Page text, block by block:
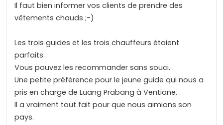
Il faut bien informer vos clients de prendre des
vêtements chauds ;-)
Les trois guides et les trois chauffeurs étaient
parfaits.
Vous pouvez les recommander sans souci.
Une petite préférence pour le jeune guide qui nous a
pris en charge de Luang Prabang à Ventiane.
Il a vraiment tout fait pour que nous aimions son
pays.